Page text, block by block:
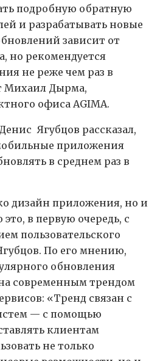
подробную обратную
и разрабатывать новые
зависит от
но рекомендуется
не реже чем раз в
Михаил Дырма,
офиса AGIMA.
Ягубцов рассказал,
приложения
в среднем раз в
дизайн приложения, но и
в первую очередь, с
пользовательского
По его мнению,
обновления
современным трендом
«Тренд связан с
— с помощью
клиентам
не только